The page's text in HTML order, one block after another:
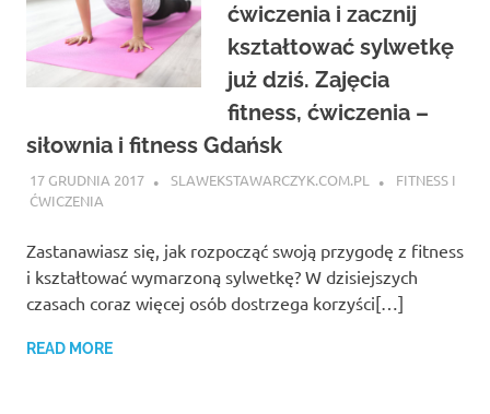
ćwiczenia i zacznij
kształtować sylwetkę
już dziś. Zajęcia
fitness, ćwiczenia –
siłownia i fitness Gdańsk
17 GRUDNIA 2017 SLAWEKSTAWARCZYK.COM.PL
FITNESS I
ĆWICZENIA
Zastanawiasz się, jak rozpocząć swoją przygodę z fitness
i kształtować wymarzoną sylwetkę? W dzisiejszych
czasach coraz więcej osób dostrzega korzyści[…]
READ MORE